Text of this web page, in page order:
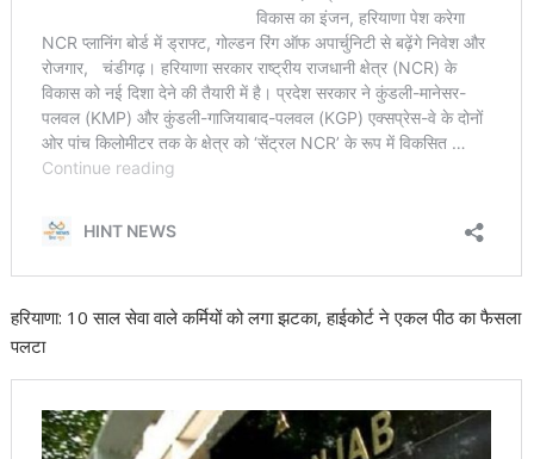
हरियाणा: 10 साल सेवा वाले कर्मियों को लगा झटका, हाईकोर्ट ने एकल पीठ का फैसला
पलटा